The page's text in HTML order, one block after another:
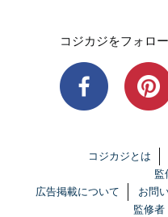
コジカジをフォロ
コジカジとは
監
広告掲載について
お問
監修者